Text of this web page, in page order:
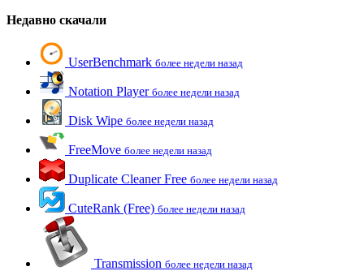
Недавно скачали
UserBenchmark более недели назад
Notation Player более недели назад
Disk Wipe более недели назад
FreeMove более недели назад
Duplicate Cleaner Free более недели назад
CuteRank (Free) более недели назад
Transmission более недели назад